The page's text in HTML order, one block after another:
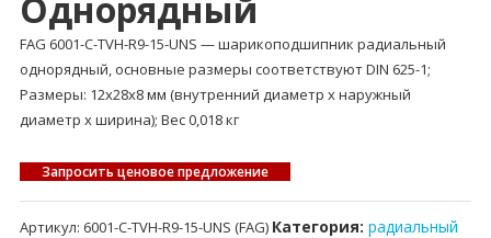
FAG 6001-C-TVH-R9-15-UNS — шарикоподшипник радиальный
однорядный, основные размеры соответствуют DIN 625-1;
Размеры: 12x28x8 мм (внутренний диаметр x наружный
диаметр x ширина); Вес 0,018 кг
Запросить ценовое предложение
Артикул: 6001-C-TVH-R9-15-UNS (FAG) Категория: радиальный